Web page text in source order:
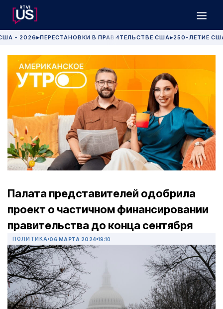
- 2026 ▶ПЕРЕСТАНОВКИ В ПРАВИТЕЛЬСТВЕ США▶250-ЛЕТИЕ
Палата представителей одобрила
проект о частичном финансировании
правительства до конца сентября
ПОЛИТИКА 06 МАРТА 2024 19:10